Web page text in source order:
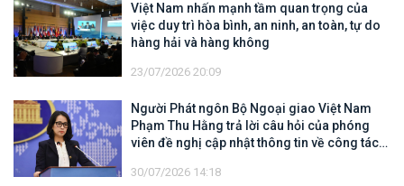
Việt Nam nhấn mạnh tầm quan trọng của
việc duy trì hòa bình, an ninh, an toàn, tự do
hàng hải và hàng không
23/07/2026 20:09
Người Phát ngôn Bộ Ngoại giao Việt Nam
Phạm Thu Hằng trả lời câu hỏi của phóng
viên đề nghị cập nhật thông tin về công tác
trên tàu Khôi Nguyên 18
30/07/2026 14:18